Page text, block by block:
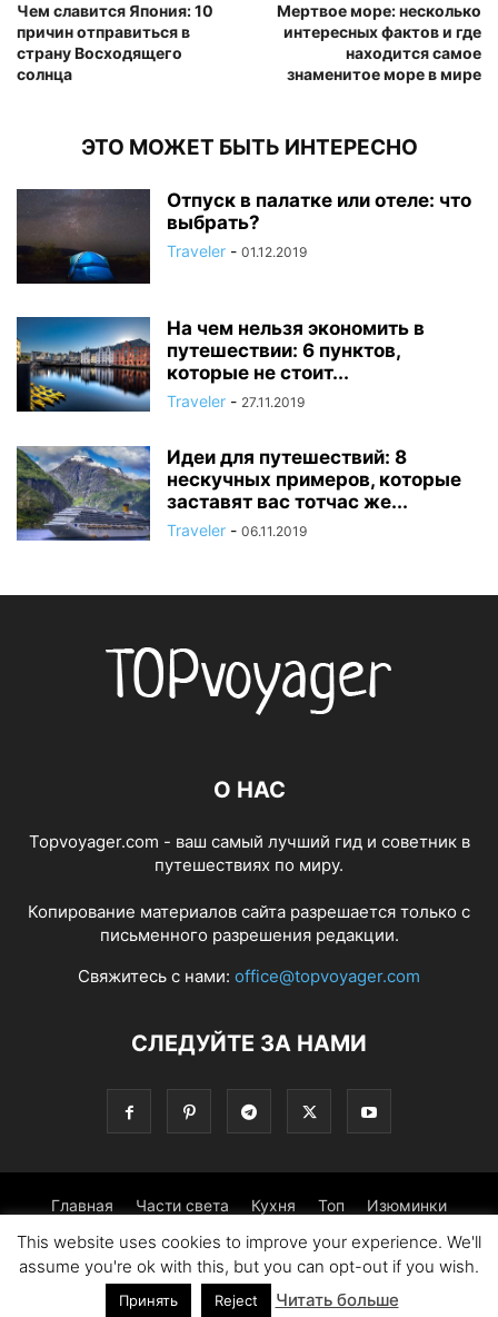
Чем славится Япония: 10
причин отправиться в
страну Восходящего
солнца
Мертвое море: несколько
интересных фактов и где
находится самое
знаменитое море в мире
ЭТО МОЖЕТ БЫТЬ ИНТЕРЕСНО
Отпуск в палатке или отеле: что
выбрать?
Traveler - 01.12.2019
На чем нельзя экономить в
путешествии: 6 пунктов,
которые не стоит...
Traveler - 27.11.2019
Идеи для путешествий: 8
нескучных примеров, которые
заставят вас тотчас же...
Traveler - 06.11.2019
О НАС
Topvoyager.com - ваш самый лучший гид и советник в
путешествиях по миру.
Копирование материалов сайта разрешается только с
письменного разрешения редакции.
Свяжитесь с нами: office@topvoyager.com
СЛЕДУЙТЕ ЗА НАМИ
Главная Части света Кухня Топ Изюминки
Фотопрогулка Традиции Советы
© Copyright 2016-2026 - Topvoyager.com
This website uses cookies to improve your experience. We'll
assume you're ok with this, but you can opt-out if you wish.
Принять Reject Читать больше